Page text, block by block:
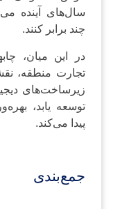
سال‌های آینده
چند برابر کنند.
در این میان،
تجارت منطقه،
زیرساخت‌های
توسعه یابد،
پیدا می‌کند.
جمع‌بندی